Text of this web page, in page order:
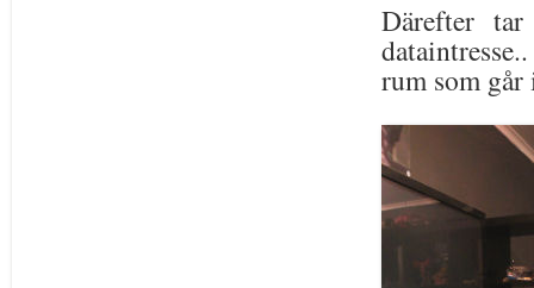
Därefter
rum som går